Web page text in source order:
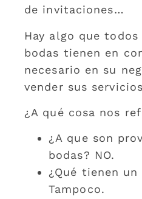
de invitaciones…
Hay algo que
bodas tienen en
necesario en su
vender sus
¿A qué cosa nos
¿A que son
bodas? NO.
¿Qué tienen
Tampoco.